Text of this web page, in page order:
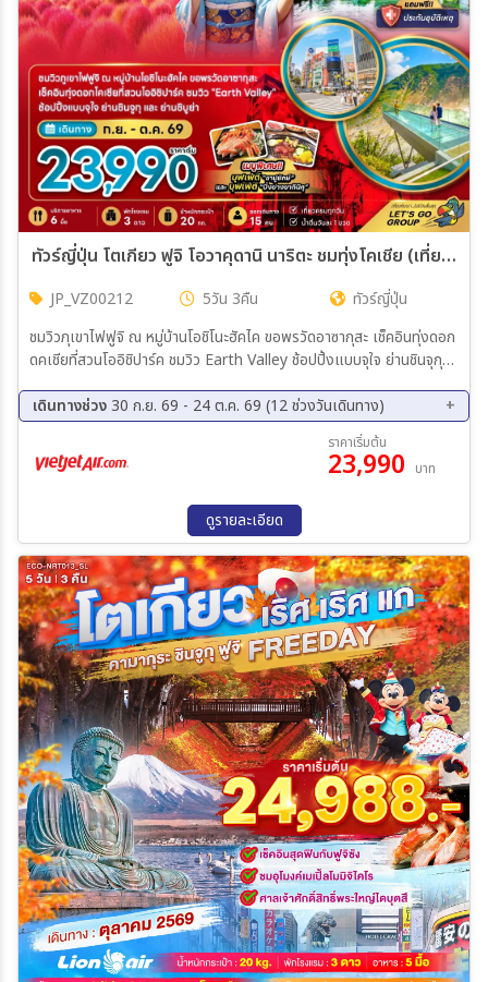
ทัวร์ญี่ปุ่น โตเกียว ฟูจิ โอวาคุดานิ นาริตะ ชมทุ่งโคเชีย (เที่ยวครบทุกวัน) 5วัน 3คืน (VZ)
JP_VZ00212 5วัน 3คืน
ทัวร์ญี่ปุ่น
ชมวิวภุเขาไฟฟูจิ ณ หมู่บ้านโอชิโนะฮัคไค ขอพรวัดอาซากุสะ เช็คอินทุ่งดอก
ดคเชียที่สวนโออิชิปาร์ค ชมวิว Earth Valley ช้อปปิ้งแบบจุใจ ย่านชินจุกุ
เดินทางช่วง30 ก.ย. 69 - 24 ต.ค. 69 (12 ช่วงวันเดินทาง)
01 ต.ค. 69 - 05 ต.ค. 69
02 ต.ค. 69 - 06 ต.ค. 69
07 ต.ค. 69 - 11 ต.ค. 69
10 ต.ค. 69 - 14 ต.ค. 69
15 ต.ค. 69 - 19 ต.ค. 69
18 ต.ค. 69 - 22 ต.ค. 69
19 ต.ค. 69 - 23 ต.ค. 69
20 ต.ค. 69 - 24 ต.ค. 69
ราคาเริ่มต้น
23,990 บาท
ดูรายละเอียด